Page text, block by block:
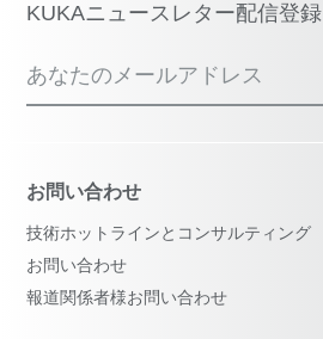
KUKAニュースレター配信登録
あなたのメールアドレス
お問い合わせ
技術ホットラインとコンサルティング
お問い合わせ
報道関係者様お問い合わせ